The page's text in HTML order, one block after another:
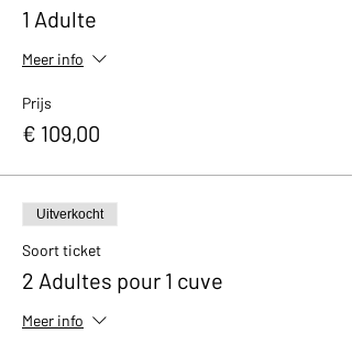
1 Adulte
Meer info
Prijs
€ 109,00
Uitverkocht
Soort ticket
2 Adultes pour 1 cuve
Meer info